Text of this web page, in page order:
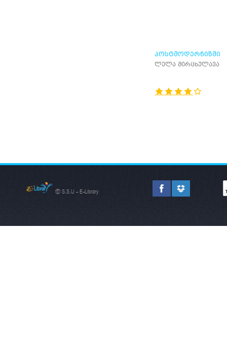
ᲞᲝᲡᲢᲛᲝᲓᲔᲠᲜᲘᲖᲛᲘ
ლელა მირცხულავა
© S.S.U - E-Library